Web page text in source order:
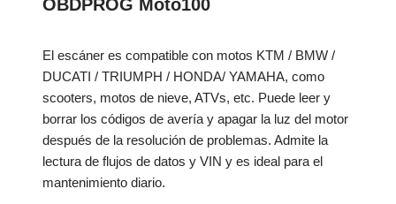
OBDPROG Moto100
El escáner es compatible con motos KTM / BMW /
DUCATI / TRIUMPH / HONDA/ YAMAHA, como
scooters, motos de nieve, ATVs, etc. Puede leer y
borrar los códigos de avería y apagar la luz del motor
después de la resolución de problemas. Admite la
lectura de flujos de datos y VIN y es ideal para el
mantenimiento diario.